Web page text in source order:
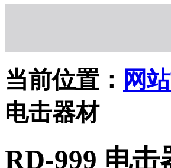
当前位置： 网
电击器材
RD-999 电